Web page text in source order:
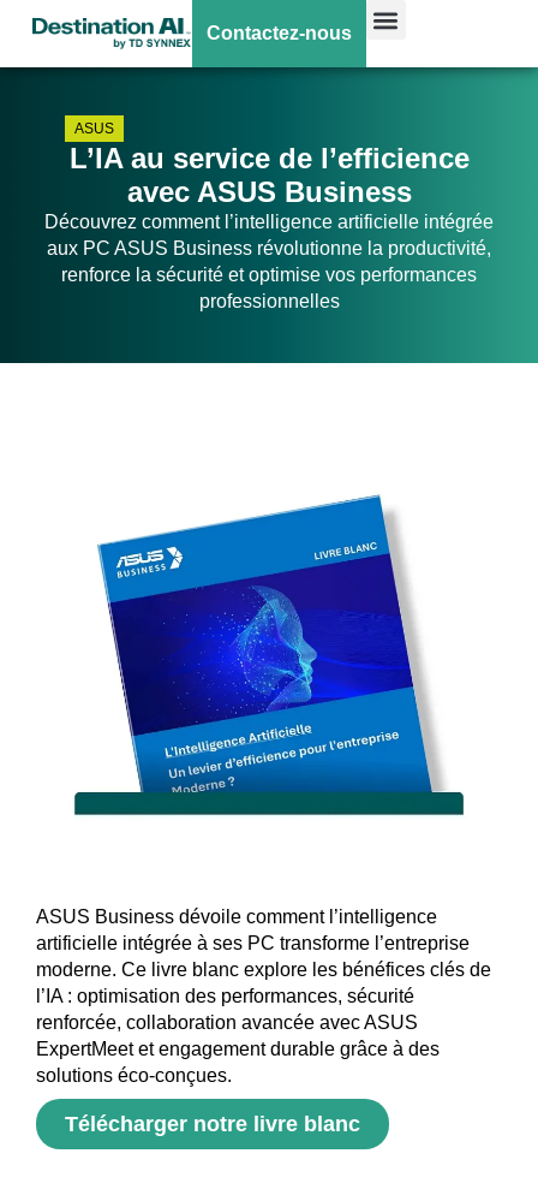
Contactez-nous
ASUS
L’IA au service de l’efficience
avec ASUS Business
Découvrez comment l’intelligence artificielle intégrée
aux PC ASUS Business révolutionne la productivité,
renforce la sécurité et optimise vos performances
professionnelles
ASUS Business dévoile comment l’intelligence
artificielle intégrée à ses PC transforme l’entreprise
moderne. Ce livre blanc explore les bénéfices clés de
l’IA : optimisation des performances, sécurité
renforcée, collaboration avancée avec ASUS
ExpertMeet et engagement durable grâce à des
solutions éco-conçues.
Télécharger notre livre blanc